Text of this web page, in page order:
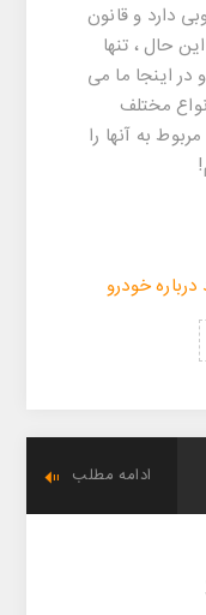
دارد و قانون
حال ، تنها
در اینجا ما می
مختلف
به آنها را
خودرو
ادامه مطلب